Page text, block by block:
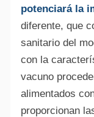
potenciará la
diferente, que
sanitario del
con la
vacuno
alimentados
proporcionan